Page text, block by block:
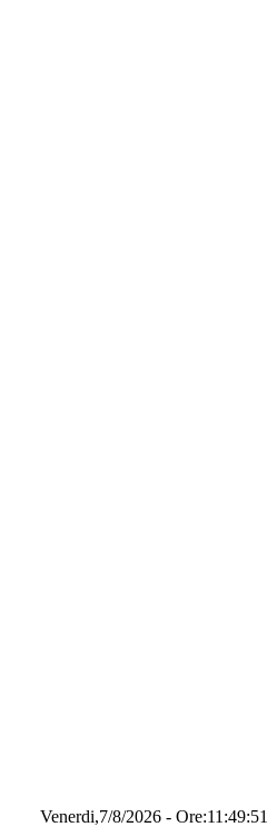
Venerdi,7/8/2026 - Ore:11:49:52